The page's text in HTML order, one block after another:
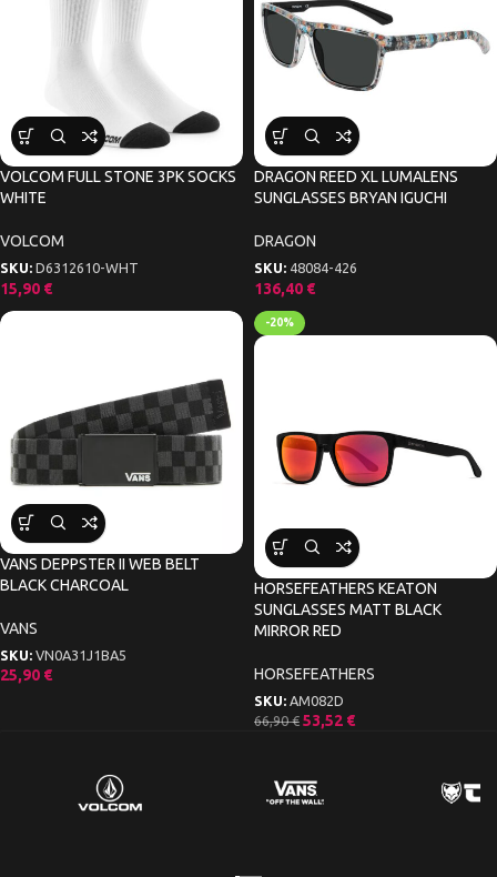
VOLCOM FULL STONE 3PK SOCKS
WHITE
VOLCOM
SKU: D6312610-WHT
15,90 €
DRAGON REED XL LUMALENS
SUNGLASSES BRYAN IGUCHI
DRAGON
SKU: 48084-426
136,40 €
VANS DEPPSTER II WEB BELT
BLACK CHARCOAL
VANS
SKU: VN0A31J1BA5
25,90 €
-20%
HORSEFEATHERS KEATON
SUNGLASSES MATT BLACK
MIRROR RED
HORSEFEATHERS
SKU: AM082D
66,90€ 53,52 €